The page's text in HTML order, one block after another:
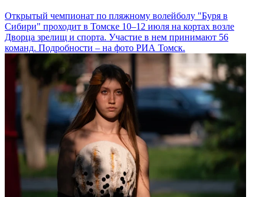
Открытый чемпионат по пляжному волейболу "Буря в
Сибири" проходит в Томске 10–12 июля на кортах возле
Дворца зрелищ и спорта. Участие в нем принимают 56
команд. Подробности – на фото РИА Томск.